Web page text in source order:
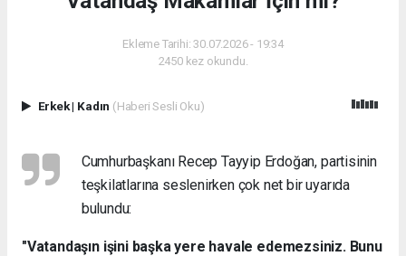
Ekleme Tarihi: 30.07.2026 - 19:34
2450 kez okundu.
Erkek| Kadın (Haberi Sesli Oku)
Cumhurbaşkanı Recep Tayyip Erdoğan, partisinin
teşkilatlarına seslenirken çok net bir uyarıda
bulundu:
"Vatandaşın işini başka yere havale edemezsiniz. Bunu